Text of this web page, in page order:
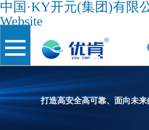
中国·KY开元(集团)有限
Website
打造高安全高可靠、面向未